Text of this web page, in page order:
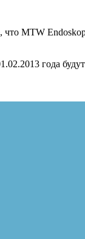
MTW
года